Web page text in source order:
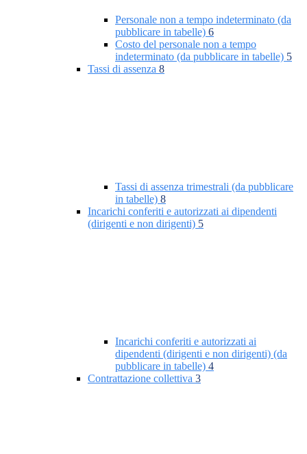
Personale non a tempo indeterminato (da
pubblicare in tabelle) 6
Costo del personale non a tempo
indeterminato (da pubblicare in tabelle) 5
Tassi di assenza 8
Tassi di assenza trimestrali (da pubblicare
in tabelle) 8
Incarichi conferiti e autorizzati ai dipendenti
(dirigenti e non dirigenti) 5
Incarichi conferiti e autorizzati ai
dipendenti (dirigenti e non dirigenti) (da
pubblicare in tabelle) 4
Contrattazione collettiva 3